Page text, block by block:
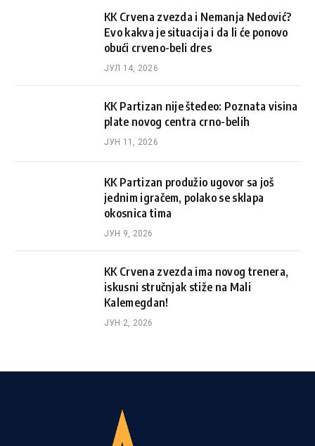
KK Crvena zvezda i Nemanja Nedović?
Evo kakva je situacija i da li će ponovo
obući crveno-beli dres
ЈУЛ 14, 2026
KK Partizan nije štedeo: Poznata visina
plate novog centra crno-belih
ЈУН 11, 2026
KK Partizan produžio ugovor sa još
jednim igračem, polako se sklapa
okosnica tima
ЈУН 9, 2026
KK Crvena zvezda ima novog trenera,
iskusni stručnjak stiže na Mali
Kalemegdan!
ЈУН 2, 2026